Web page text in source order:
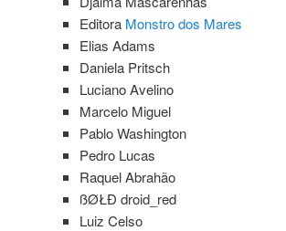
Editora Monstro dos Mares
Elias Adams
Daniela Pritsch
Luciano Avelino
Marcelo Miguel
Pablo Washington
Pedro Lucas
Raquel Abrahão
ßØŁĐ droid_red
Luiz Celso